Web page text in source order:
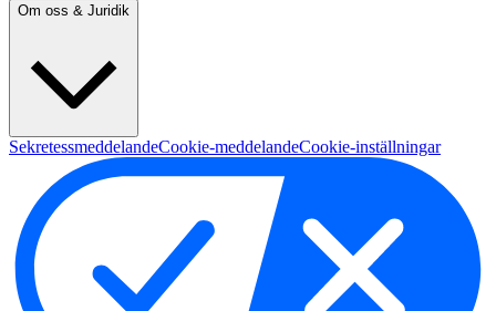
Om oss & Juridik
SekretessmeddelandeCookie-meddelandeCookie-inställningar